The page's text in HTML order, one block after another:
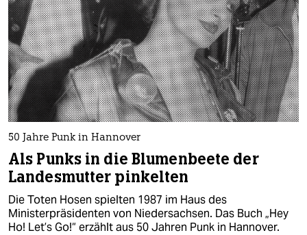
50 Jahre Punk in Hannover
Als Punks in die Blumenbeete der
Landesmutter pinkelten
Die Toten Hosen spielten 1987 im Haus des
Ministerpräsidenten von Niedersachsen. Das Buch „Hey
Ho! Let’s Go!“ erzählt aus 50 Jahren Punk in Hannover.